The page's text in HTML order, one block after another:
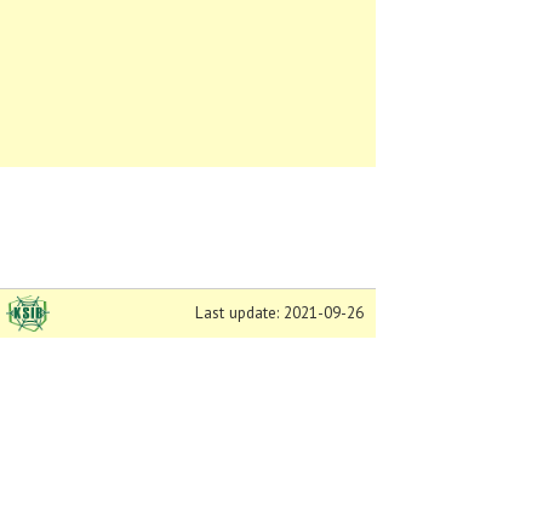
Last update: 2021-09-26